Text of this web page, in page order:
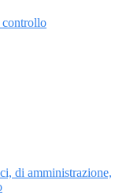
controllo
di amministrazione,